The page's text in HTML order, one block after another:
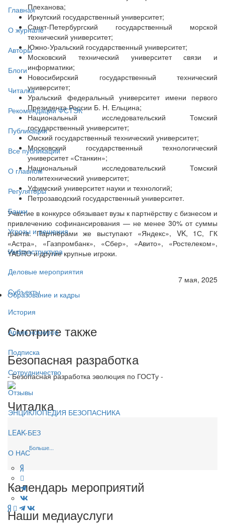
Главная
О журнале
Авторы
Блоги
Читалка
Рекомендации ФСТЭК
Публикации
Все публикации
О главном
Регуляторы
Банки
Угрозы и решения
Инфраструктура
Деловые мероприятия
Субъекты
История
Архив номеров
Подписка
Сотрудничество
Отзывы
ЭНЦИКЛОПЕДИЯ БЕЗОПАСНИКА
LEAK-БЕЗ
О НАС
Плеханова;
Иркутский государственный университет;
Санкт-Петербургский государственный морской
технический университет;
Южно-Уральский государственный университет;
Московский технический университет связи и
информатики;
Новосибирский государственный технический
университет;
Уральский федеральный университет имени первого
Президента России Б. Н. Ельцина;
Национальный исследовательский Томский
государственный университет;
Омский государственный технический университет;
Московский государственный технологический
университет «Станкин»;
Национальный исследовательский Томский
политехнический университет;
Уфимский университет науки и технологий;
Петрозаводский государственный университет.
Участие в конкурсе обязывает вузы к партнёрству с бизнесом и
привлечению софинансирования — не менее 30% от суммы
гранта. Партнёрами же выступают «Яндекс», VK, 1С, ГК
«Астра», «Газпромбанк», «Сбер», «Авито», «Ростелеком»,
YADRO и другие крупные игроки.
7 мая, 2025
Образование и кадры
Смотрите также
Безопасная разработка
- Безопасная разработка эволюция по ГОСТу -
Читалка
Больше...
Календарь мероприятий
Наши медиауслуги